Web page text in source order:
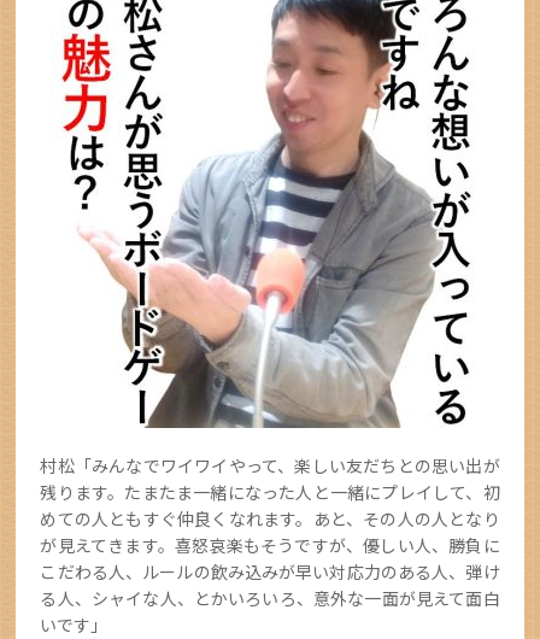
村松「みんなでワイワイやって、楽しい友だちとの思い出が
残ります。たまたま一緒になった人と一緒にプレイして、初
めての人ともすぐ仲良くなれます。あと、その人の人となり
が見えてきます。喜怒哀楽もそうですが、優しい人、勝負に
こだわる人、ルールの飲み込みが早い対応力のある人、弾け
る人、シャイな人、とかいろいろ、意外な一面が見えて面白
いです」